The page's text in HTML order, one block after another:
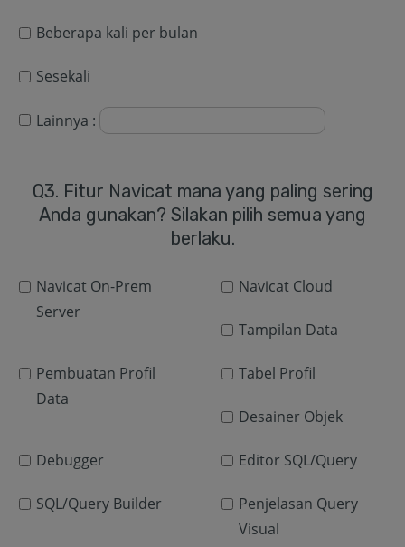
Beberapa kali per bulan
Sesekali
Lainnya :
Q3. Fitur Navicat mana yang paling sering
Anda gunakan? Silakan pilih semua yang
berlaku.
Navicat On-Prem
Server
Navicat Cloud
Tampilan Data
Pembuatan Profil
Data
Tabel Profil
Desainer Objek
Debugger Editor SQL/Query
SQL/Query Builder
Penjelasan Query
Visual